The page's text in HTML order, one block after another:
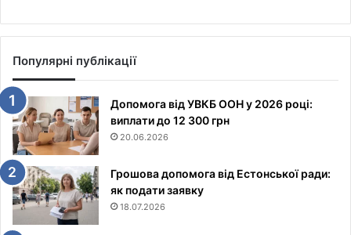
Популярні публікації
Допомога від УВКБ ООН у 2026 році:
виплати до 12 300 грн
20.06.2026
Грошова допомога від Естонської ради:
як подати заявку
18.07.2026